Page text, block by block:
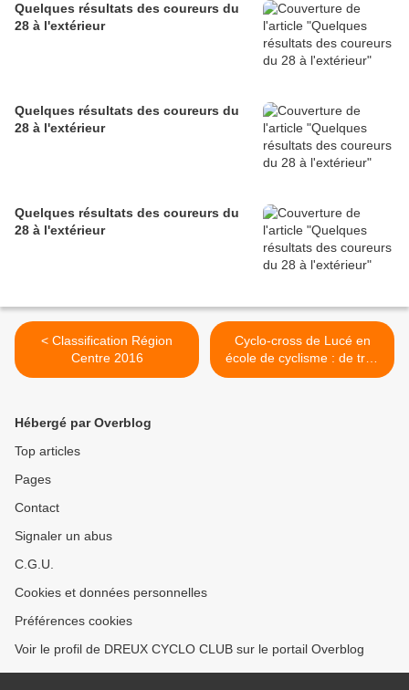
Quelques résultats des coureurs du
28 à l'extérieur
Quelques résultats des coureurs du
28 à l'extérieur
Quelques résultats des coureurs du
28 à l'extérieur
< Classification Région
Centre 2016
Cyclo-cross de Lucé en
école de cyclisme : de très
bons résultats pour le club
Hébergé par Overblog
Top articles
Pages
Contact
Signaler un abus
C.G.U.
Cookies et données personnelles
Préférences cookies
Voir le profil de DREUX CYCLO CLUB sur le portail Overblog